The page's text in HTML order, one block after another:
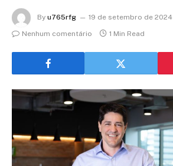
By u765rfg
19 de setembro de 2024
Nenhum comentário
1 Min Read